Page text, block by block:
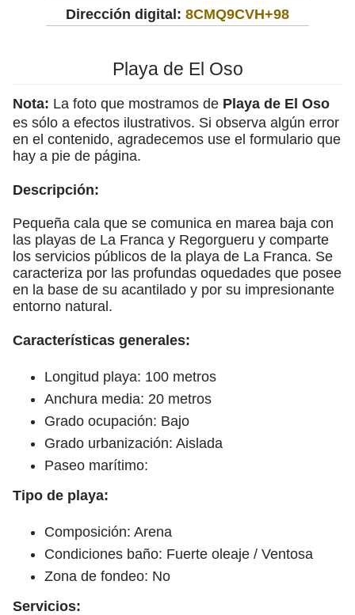
Dirección digital: 8CMQ9CVH+98
Playa de El Oso
Nota: La foto que mostramos de Playa de El Oso
es sólo a efectos ilustrativos. Si observa algún error
en el contenido, agradecemos use el formulario que
hay a pie de página.
Descripción:
Pequeña cala que se comunica en marea baja con
las playas de La Franca y Regorgueru y comparte
los servicios públicos de la playa de La Franca. Se
caracteriza por las profundas oquedades que posee
en la base de su acantilado y por su impresionante
entorno natural.
Características generales:
Longitud playa: 100 metros
Anchura media: 20 metros
Grado ocupación: Bajo
Grado urbanización: Aislada
Paseo marítimo:
Tipo de playa:
Composición: Arena
Condiciones baño: Fuerte oleaje / Ventosa
Zona de fondeo: No
Servicios: